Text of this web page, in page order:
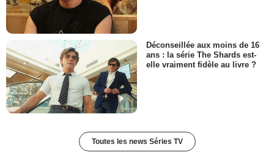
Déconseillée aux moins de 16
ans : la série The Shards est-
elle vraiment fidèle au livre ?
Toutes les news Séries TV